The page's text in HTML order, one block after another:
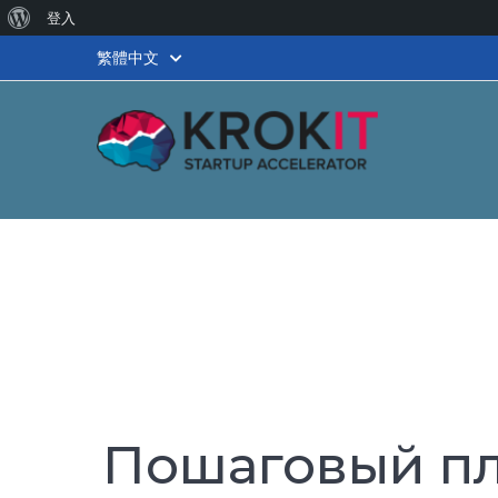
登入
繁體中文
Пошаговый